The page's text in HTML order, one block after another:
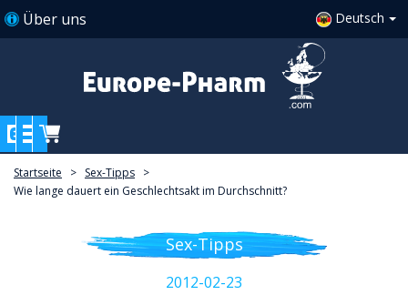
Über uns Deutsch
Startseite > Sex-Tipps >
Wie lange dauert ein Geschlechtsakt im Durchschnitt?
Sex-Tipps
2012-02-23